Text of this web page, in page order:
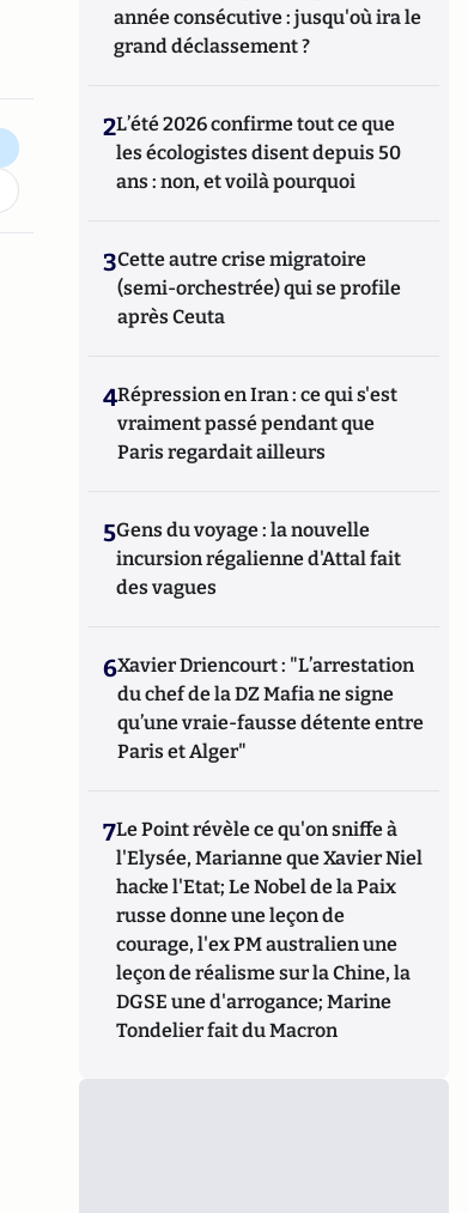
année consécutive : jusqu'où ira le
grand déclassement ?
2L’été 2026 confirme tout ce que
les écologistes disent depuis 50
ans : non, et voilà pourquoi
3Cette autre crise migratoire
(semi-orchestrée) qui se profile
après Ceuta
4Répression en Iran : ce qui s'est
vraiment passé pendant que
Paris regardait ailleurs
5Gens du voyage : la nouvelle
incursion régalienne d'Attal fait
des vagues
6Xavier Driencourt : "L’arrestation
du chef de la DZ Mafia ne signe
qu’une vraie-fausse détente entre
Paris et Alger"
7Le Point révèle ce qu'on sniffe à
l'Elysée, Marianne que Xavier Niel
hacke l'Etat; Le Nobel de la Paix
russe donne une leçon de
courage, l'ex PM australien une
leçon de réalisme sur la Chine, la
DGSE une d'arrogance; Marine
Tondelier fait du Macron